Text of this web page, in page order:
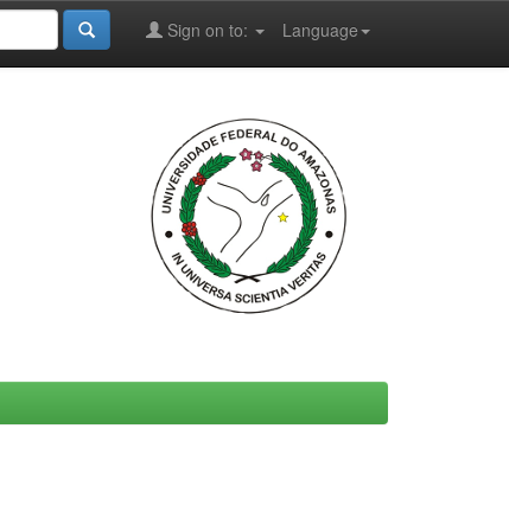
Language
Sign on to: